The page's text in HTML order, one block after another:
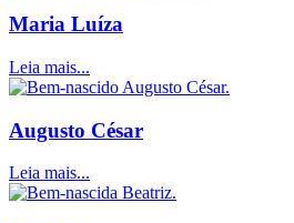
Maria Luíza
Leia mais...
Augusto César
Leia mais...